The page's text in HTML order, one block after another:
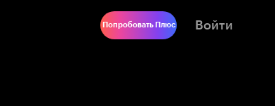
Попробовать Плюс Войти